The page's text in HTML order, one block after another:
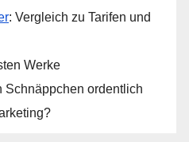
: Vergleich zu Tarifen und
Werke
Schnäppchen ordentlich